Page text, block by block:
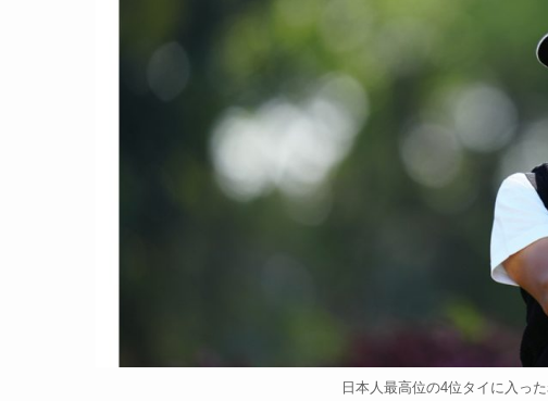
日本人最高位の4位タイに入っ